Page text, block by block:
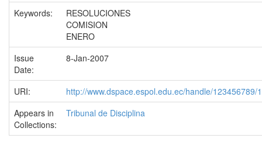
Keywords:
RESOLUCIONES
COMISION
ENERO
Issue
Date:
8-Jan-2007
URI:
http://www.dspace.espol.edu.ec/handle/123456789/
Appears in
Collections:
Tribunal de Disciplina